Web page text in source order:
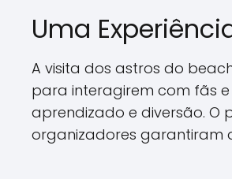
Uma
A visita dos astros do
para interagirem com fãs
aprendizado e diversão. O
organizadores garantiram